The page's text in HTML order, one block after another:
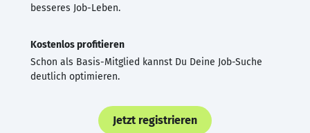
besseres Job-Leben.
Kostenlos profitieren
Schon als Basis-Mitglied kannst Du Deine Job-Suche
deutlich optimieren.
Jetzt registrieren